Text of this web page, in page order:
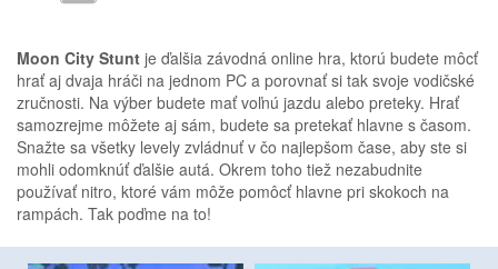
Moon City Stunt je ďalšia závodná online hra, ktorú budete môcť
hrať aj dvaja hráči na jednom PC a porovnať si tak svoje vodičské
zručnosti. Na výber budete mať voľnú jazdu alebo preteky. Hrať
samozrejme môžete aj sám, budete sa pretekať hlavne s časom.
Snažte sa všetky levely zvládnuť v čo najlepšom čase, aby ste si
mohli odomknúť ďalšie autá. Okrem toho tiež nezabudnite
používať nitro, ktoré vám môže pomôcť hlavne pri skokoch na
rampách. Tak poďme na to!